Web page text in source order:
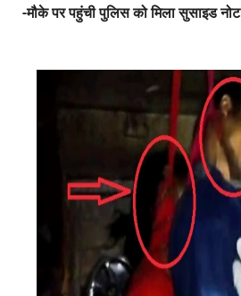
-मौके पर पहुंची पुलिस को मिला सुसाइड नोट